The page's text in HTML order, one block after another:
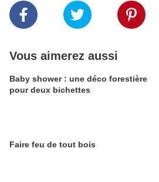
Vous aimerez aussi
Baby shower : une déco forestière
pour deux bichettes
Faire feu de tout bois